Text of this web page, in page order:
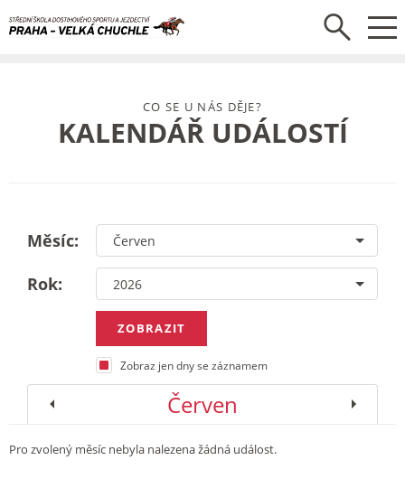
KALENDÁŘ UDÁLOSTÍ
CO SE U NÁS DĚJE?
Měsíc:
Rok:
Červen
Zobraz jen dny se záznamem
Pro zvolený měsíc nebyla nalezena žádná událost.